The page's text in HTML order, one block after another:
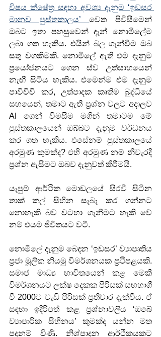
විෂය ක්ෂේත්‍ර සඳහා අවශ්‍ය දැනුම ‘ඉඩසර
මානව පුස්තකාලය’ වෙත පිවිසීමෙන්
ඔබට ඉතා පහසුවෙන් දැන් නොමිලේම
ලබා ගත හැකිය. එයින් බල ගැන්වීම ඔබ
සතු වගකීමකි. නොමිලේ ඇති එම දැනුම
ප්‍රයෝජනයට ගෙන ස්ව උත්සාහයෙන්
නැඟී සිටිය හැකිය. එමෙන්ම එම දැනුම
පාවිචිචි කර, උත්පාදක කෘතිම බුද්ධියේ
සහයෙන්, තමාට ඇති ප්‍රශ්න වලට අදාලව
AI ගෙන් විමසීම මගින් තමාටම මේ
පුස්තකාලයෙන් ඔබ්බට දැනුම වර්ධනය
කර ගත හැකිය. එසේනම් පුස්තකාලයේ
අරමුණ කුමක්ද? එහි අරමුණ නම් නිවැරදි
ප්‍රශ්න ඇසීමට ඔබව දැනුවත් කිරීමයි.
යැපුම් ආර්ථික මොඩලයේ සිරවී සිටින
තාක් කල් සිහින සැබෑ කර ගන්නට
නොහැකි බව වටහා ගැනීමට හැකි වේ
නම් එයම ජීවිතයට වටී.
නොමිලේ දැනුම බෙදන ‘ඉඩසර’ ව්‍යාපෘතිය
ප්‍රජා මූලික නියමු විමර්ශනයක ප්‍රථිපළයකි.
සමාජ මාධ්‍ය භාවිතයෙන් කළ මෙකී
විමර්ශනයට ලක්ෂ දෙකක පිරිසක් සහභාගී
වී 2000ට වැඩි පිරිසක් ප්‍රතිචාර දැක්වීය. ඒ
සඳහා ඉදිරිපත් කළ ප්‍රශ්නාවලිය ‘ඔබේ
ව්‍යාපාරික සිහිනය’ කුමක්ද යන්න මත
පදනම් විණි. නිශ්පාදන ආර්ථිකයකට